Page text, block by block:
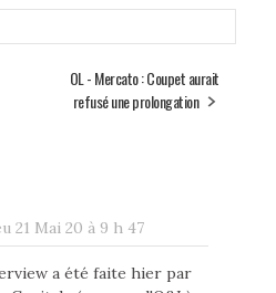
OL - Mercato : Coupet aurait
refusé une prolongation
21 Mai 20 à 9 h 47
a été faite hier par